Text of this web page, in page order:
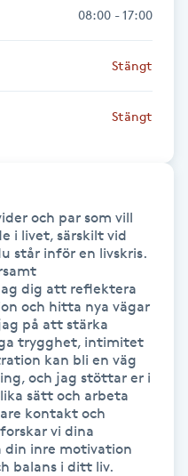
08:00 - 17:00
Stängt
Stängt
och par som vill
i livet, särskilt vid
står inför en livskris.
dig att reflektera
och hitta nya vägar
på att stärka
trygghet, intimitet
kan bli en väg
och jag stöttar er i
sätt och arbeta
kontakt och
vi dina
inre motivation
balans i ditt liv.